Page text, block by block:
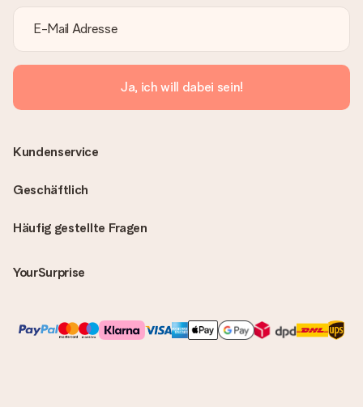
Ja, ich will dabei sein!
Häufig gestellte Fragen
YourSurprise
Kundenservice
Geschäftlich